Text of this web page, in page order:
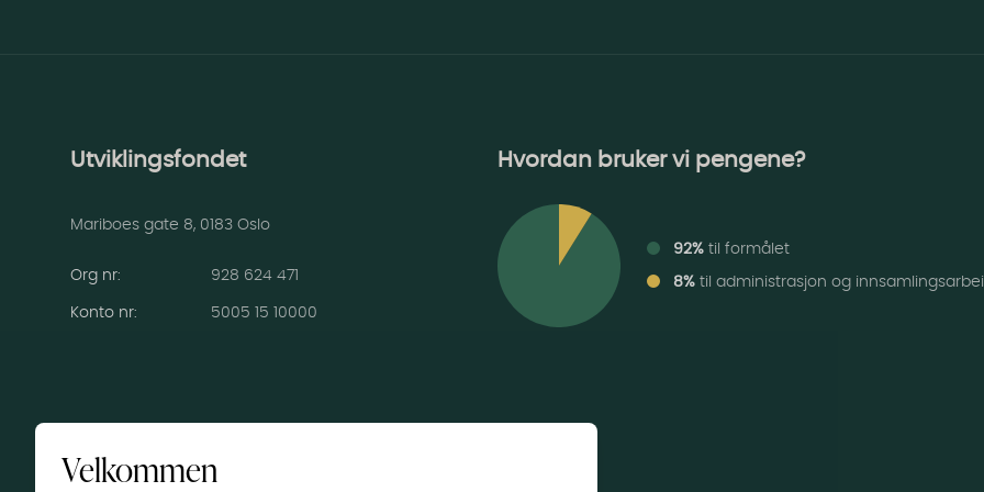
Velkommen
Utviklingsfondet
Mariboes gate 8, 0183 Oslo
Org nr: 928 624 471
Konto nr: 5005 15 10000
Hvordan bruker vi pengene?
92% til formålet
8% til administrasjon og